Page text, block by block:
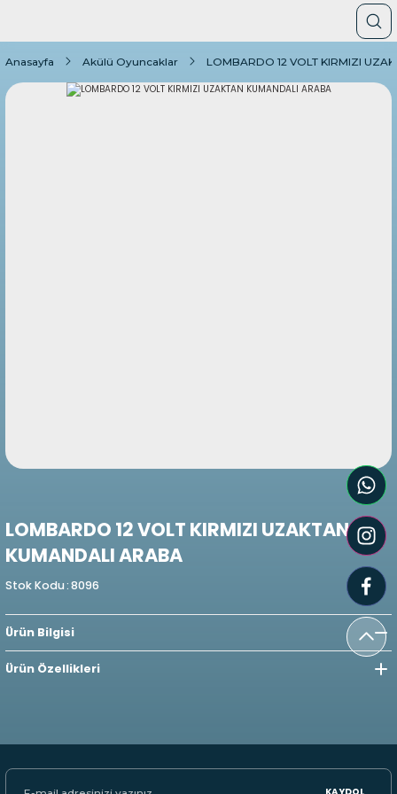
Anasayfa Akülü Oyuncaklar LOMBARDO 12 VOLT KIRMIZI
LOMBARDO 12 VOLT KIRMIZI UZAKTAN
KUMANDALI ARABA
Stok Kodu:8096
Ürün Bilgisi
Ürün Özellikleri